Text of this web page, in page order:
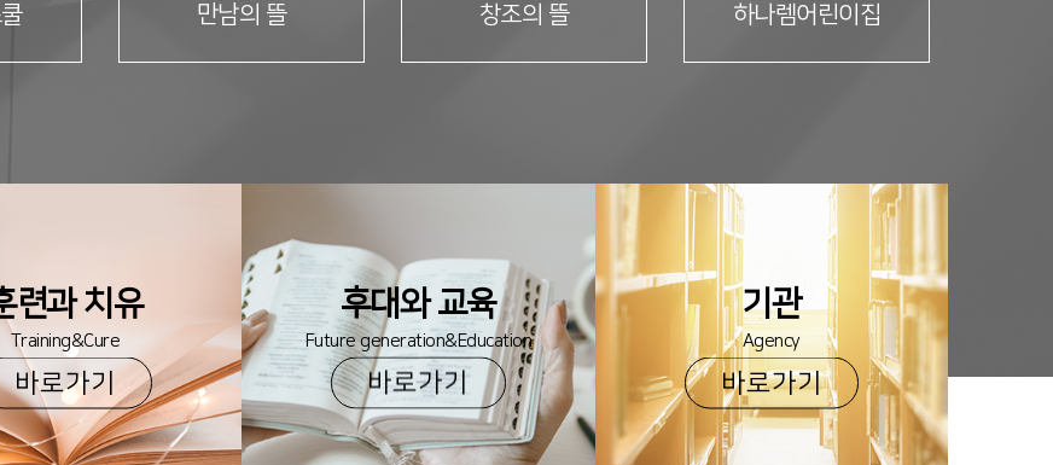
만남의 뜰 창조의 뜰 하나렘어린이집
련과 치유
Training&Cure
바로가기
후대와 교육
Future generation&Education
바로가기
기관
Agency
바로가기